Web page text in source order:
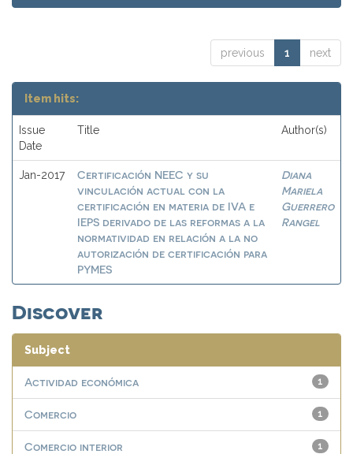
previous 1 next
Item hits:
Issue
Date
Title Author(s)
Jan-2017
Certificación NEEC y su
vinculación actual con la
certificación en materia de IVA e
IEPS derivado de las reformas a la
normatividad en relación a la no
autorización de certificación para
PYMES
Diana
Mariela
Guerrero
Rangel
Discover
Subject
1
Actividad económica
1
Comercio
1
Comercio interior